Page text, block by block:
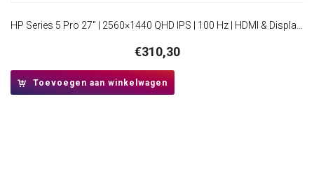
€310,30
Toevoegen aan winkelwagen